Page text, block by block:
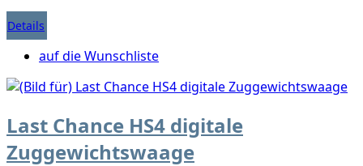
Details
auf die Wunschliste
Last Chance HS4 digitale
Zuggewichtswaage